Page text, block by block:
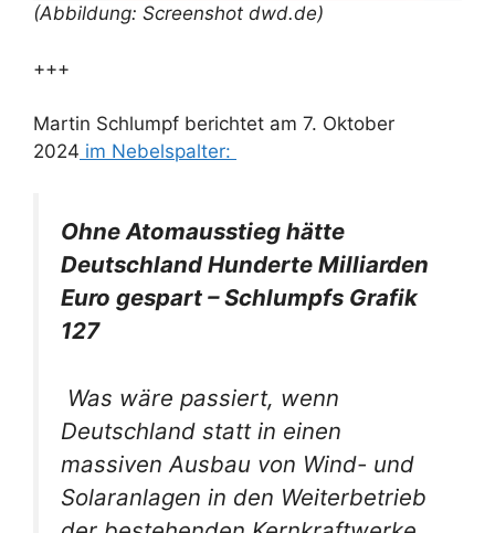
(Abbildung: Screenshot dwd.de)
+++
Martin Schlumpf berichtet am 7. Oktober
2024 im Nebelspalter:
Ohne Atomausstieg hätte
Deutschland Hunderte Milliarden
Euro gespart – Schlumpfs Grafik
127
Was wäre passiert, wenn
Deutschland statt in einen
massiven Ausbau von Wind- und
Solaranlagen in den Weiterbetrieb